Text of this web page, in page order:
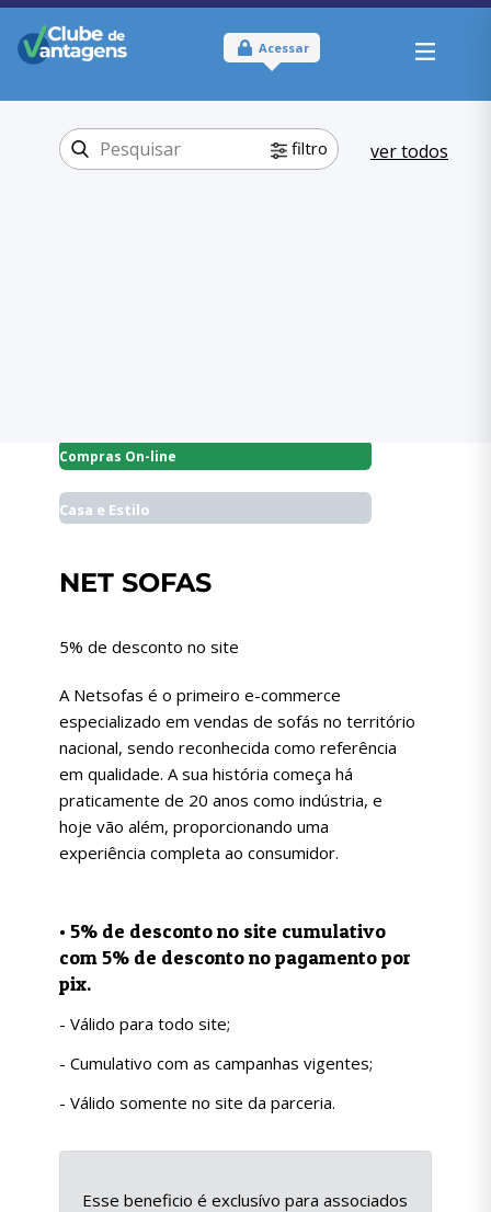
Acessar
filtro ver todos
Compras On-line
Casa e Estilo
NET SOFAS
5% de desconto no site
A Netsofas é o primeiro e-commerce
especializado em vendas de sofás no território
nacional, sendo reconhecida como referência
em qualidade. A sua história começa há
praticamente de 20 anos como indústria, e
hoje vão além, proporcionando uma
experiência completa ao consumidor.
• 5% de desconto no site cumulativo
com 5% de desconto no pagamento por
pix.
- Válido para todo site;
- Cumulativo com as campanhas vigentes;
- Válido somente no site da parceria.
Esse beneficio é exclusívo para associados